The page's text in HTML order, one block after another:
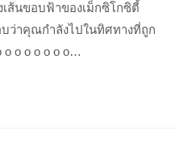
เส้นขอบฟ้าของเม็กซิโกซิตี้
ว่าคุณกำลังไปในทิศทางที่ถูก
o o o o o o o…